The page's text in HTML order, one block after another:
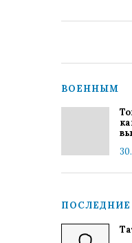
ВОЕННЫМ